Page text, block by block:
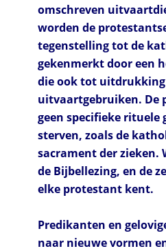
omschreven
worden de
tegenstelling tot de
gekenmerkt door een
die ook tot
uitvaartgebruiken. De
geen specifieke
sterven, zoals de
sacrament der zieken.
de Bijbellezing, en de
elke protestant kent.
Predikanten en
naar nieuwe vormen